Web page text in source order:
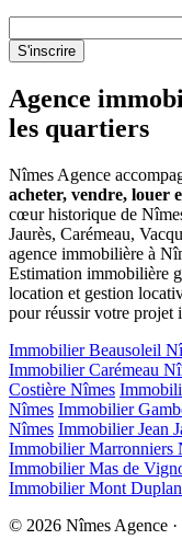
S'inscrire
Agence
les quartiers
Nîmes Agence
acheter, vendre, louer
cœur historique de
Jaurès, Carémeau,
agence immobilière à
Estimation immobilière
location et gestion
pour réussir votre projet
Immobilier Beausoleil
Immobilier Carémeau
Costière Nîmes
Nîmes Immobilier
Nîmes Immobilier Jean
Immobilier Marronniers
Immobilier Mas de
Immobilier Mont
© 2026 Nîmes Agence ·